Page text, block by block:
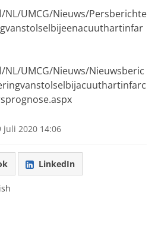
UMCG/Nieuws/Persberichte
UMCG/Nieuws/Nieuwsberic
juli 2020 14:06
LinkedIn